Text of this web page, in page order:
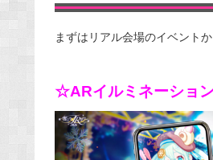
まずはリアル会場のイベントか
☆ARイルミネーショ